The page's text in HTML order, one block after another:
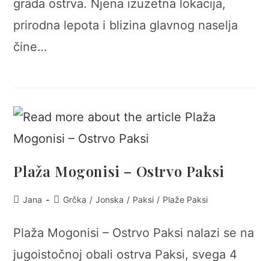
grada ostrva. Njena izuzetna lokacija,
prirodna lepota i blizina glavnog naselja
čine…
Plaža Mogonisi – Ostrvo Paksi
PostJana
PostGrčka / Jonska / Paksi / Plaže Paksi
Plaža Mogonisi – Ostrvo Paksi nalazi se na
jugoistočnoj obali ostrva Paksi, svega 4